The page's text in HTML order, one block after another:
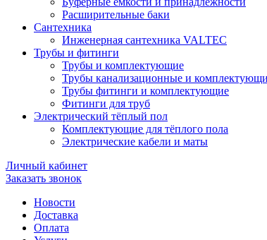
Расширительные баки
Сантехника
Инженерная сантехника VALTEC
Трубы и фитинги
Трубы и комплектующие
Трубы канализационные и
Трубы фитинги и комплектующие
Фитинги для труб
Электрический тёплый пол
Комплектующие для тёплого пола
Электрические кабели и маты
Личный кабинет
Заказать звонок
Новости
Доставка
Оплата